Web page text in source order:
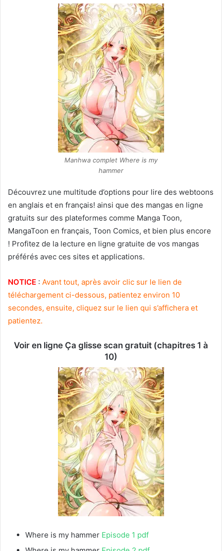
Manhwa complet Where is my
hammer
Découvrez une multitude d’options pour lire des webtoons
en anglais et en français! ainsi que des mangas en ligne
gratuits sur des plateformes comme Manga Toon,
MangaToon en français, Toon Comics, et bien plus encore
! Profitez de la lecture en ligne gratuite de vos mangas
préférés avec ces sites et applications.
NOTICE : Avant tout, après avoir clic sur le lien de
téléchargement ci-dessous, patientez environ 10
secondes, ensuite, cliquez sur le lien qui s’affichera et
patientez.
Voir en ligne Ça glisse scan gratuit (chapitres 1 à
10)
Where is my hammer Episode 1 pdf